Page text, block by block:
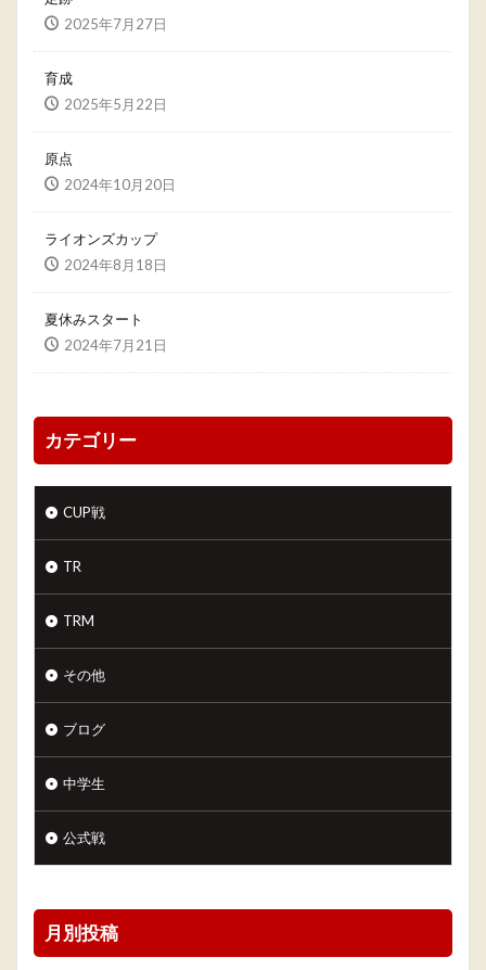
2025年7月27日
育成
2025年5月22日
原点
2024年10月20日
ライオンズカップ
2024年8月18日
夏休みスタート
2024年7月21日
カテゴリー
CUP戦
TR
TRM
その他
ブログ
中学生
公式戦
月別投稿